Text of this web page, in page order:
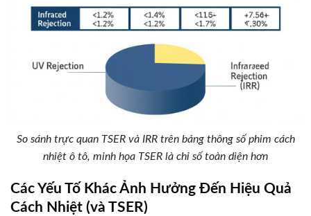
So sánh trực quan TSER và IRR trên bảng thông số phim cách
nhiệt ô tô, minh họa TSER là chỉ số toàn diện hơn
Các Yếu Tố Khác Ảnh Hưởng Đến Hiệu Quả
Cách Nhiệt (và TSER)